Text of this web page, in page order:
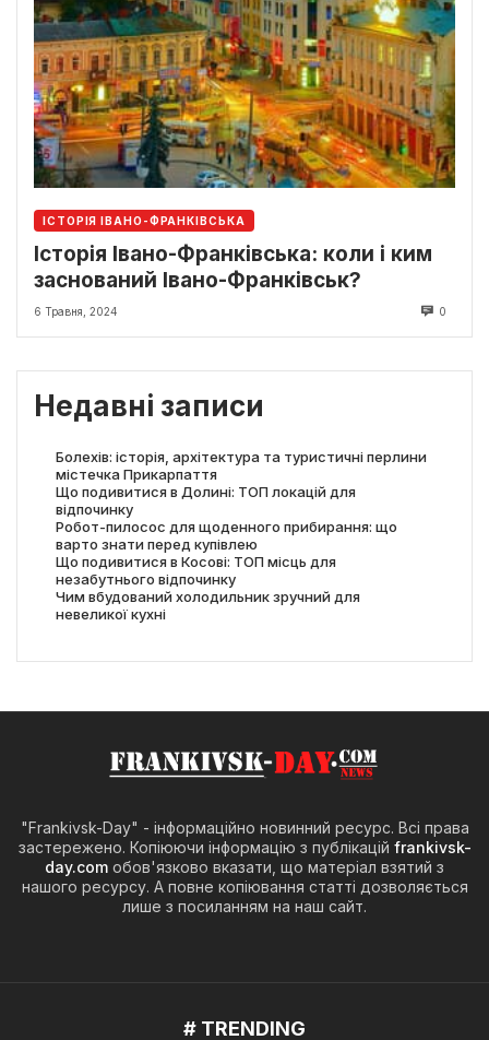
ІСТОРІЯ ІВАНО-ФРАНКІВСЬКА
Історія Івано-Франківська: коли і ким
заснований Івано-Франківськ?
6 Травня, 2024 0
Недавні записи
Болехів: історія, архітектура та туристичні перлини
містечка Прикарпаття
Що подивитися в Долині: ТОП локацій для
відпочинку
Робот-пилосос для щоденного прибирання: що
варто знати перед купівлею
Що подивитися в Косові: ТОП місць для
незабутнього відпочинку
Чим вбудований холодильник зручний для
невеликої кухні
"Frankivsk-Day" - інформаційно новинний ресурс. Всі права
застережено. Копіюючи інформацію з публікацій frankivsk-
day.com обов'язково вказати, що матеріал взятий з
нашого ресурсу. А повне копіювання статті дозволяється
лише з посиланням на наш сайт.
# TRENDING